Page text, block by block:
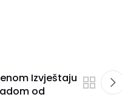
Izvještaju
od